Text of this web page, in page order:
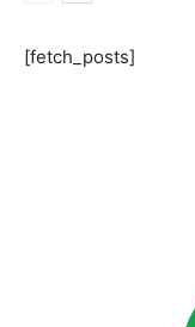
[fetch_posts]